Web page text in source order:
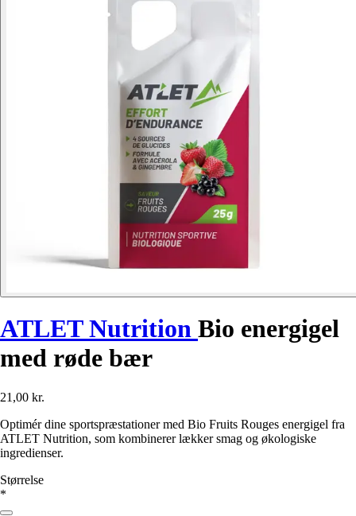
ATLET Nutrition Bio energigel
med røde bær
21,00 kr.
Optimér dine sportspræstationer med Bio Fruits Rouges energigel fra
ATLET Nutrition, som kombinerer lækker smag og økologiske
ingredienser.
Størrelse
*